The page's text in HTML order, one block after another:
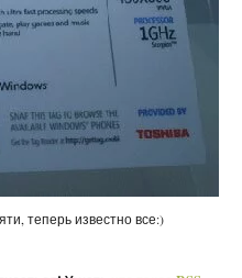
теперь известно все:)